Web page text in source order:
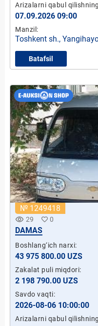
Arizalarni qabul
07.09.2026 09:00
Manzil:
Toshkent sh.,
Batafsil
remove_red_eye 29 0
№ 1249418
DAMAS
Boshlang‘ich narxi:
43 975 800.00 UZS
Zakalat puli miqdori:
2 198 790.00 UZS
Savdo vaqti:
2026-08-06 10:00:00
Arizalarni qabul